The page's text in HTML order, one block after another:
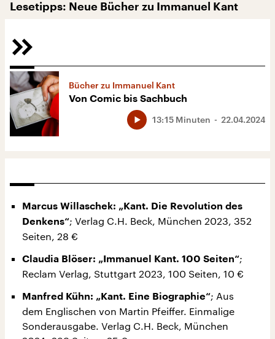
Lesetipps: Neue Bücher zu Immanuel Kant
Bücher zu Immanuel Kant
Von Comic bis Sachbuch
22.04.2024
13:15 Minuten
Marcus Willaschek: „Kant. Die Revolution des
Denkens“; Verlag C.H. Beck, München 2023, 352
Seiten, 28 €
Claudia Blöser: „Immanuel Kant. 100 Seiten“;
Reclam Verlag, Stuttgart 2023, 100 Seiten, 10 €
Manfred Kühn: „Kant. Eine Biographie“; Aus
dem Englischen von Martin Pfeiffer. Einmalige
Sonderausgabe. Verlag C.H. Beck, München